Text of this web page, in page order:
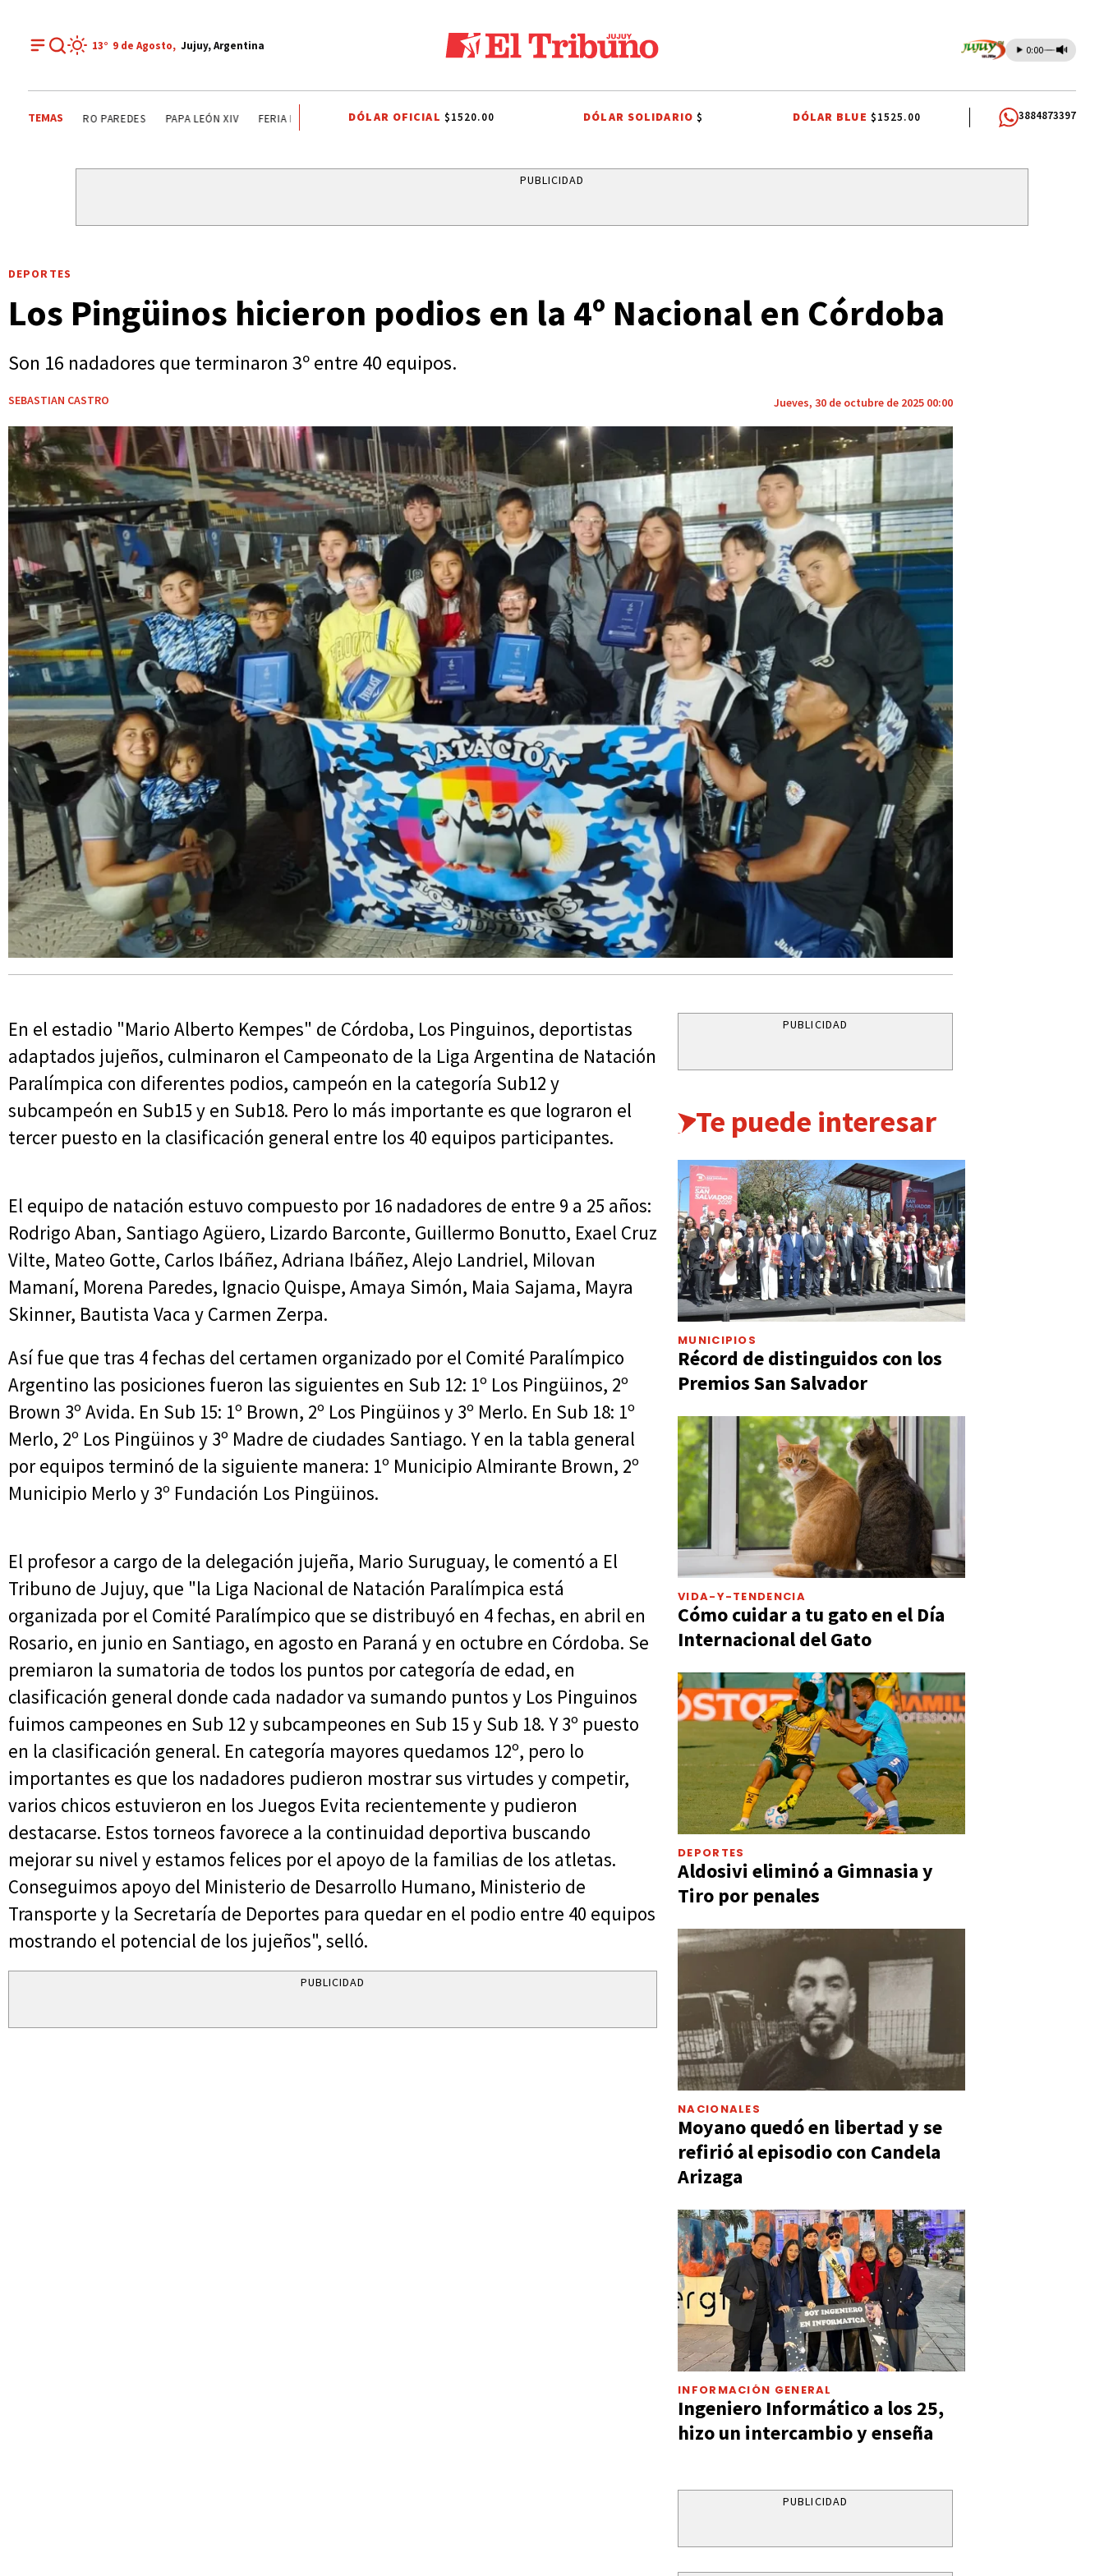
13° 9 de Agosto, Jujuy, Argentina 0:00
TEMASQUEEN CORTE DE AGUA JAPÓN LEANDRO PAREDES PAPA LEÓN XIV FERIA DEL LIBRO FNE SALTA PASO DE JAMA SANTA RITA
DÓLAR OFICIAL $1520.00 DÓLAR SOLIDARIO$ DÓLAR BLUE $1525.00 3884873397
PUBLICIDAD
DEPORTES
Los Pingüinos hicieron podios en la 4º Nacional en Córdoba
Son 16 nadadores que terminaron 3º entre 40 equipos.
SEBASTIAN CASTRO Jueves, 30 de octubre de 2025 00:00
En el estadio "Mario Alberto Kempes" de Córdoba, Los Pinguinos, deportistas
adaptados jujeños, culminaron el Campeonato de la Liga Argentina de Natación
Paralímpica con diferentes podios, campeón en la categoría Sub12 y
subcampeón en Sub15 y en Sub18. Pero lo más importante es que lograron el
tercer puesto en la clasificación general entre los 40 equipos participantes.
El equipo de natación estuvo compuesto por 16 nadadores de entre 9 a 25 años:
Rodrigo Aban, Santiago Agüero, Lizardo Barconte, Guillermo Bonutto, Exael Cruz
Vilte, Mateo Gotte, Carlos Ibáñez, Adriana Ibáñez, Alejo Landriel, Milovan
Mamaní, Morena Paredes, Ignacio Quispe, Amaya Simón, Maia Sajama, Mayra
Skinner, Bautista Vaca y Carmen Zerpa.
Así fue que tras 4 fechas del certamen organizado por el Comité Paralímpico
Argentino las posiciones fueron las siguientes en Sub 12: 1º Los Pingüinos, 2º
Brown 3º Avida. En Sub 15: 1º Brown, 2º Los Pingüinos y 3º Merlo. En Sub 18: 1º
Merlo, 2º Los Pingüinos y 3º Madre de ciudades Santiago. Y en la tabla general
por equipos terminó de la siguiente manera: 1º Municipio Almirante Brown, 2º
Municipio Merlo y 3º Fundación Los Pingüinos.
El profesor a cargo de la delegación jujeña, Mario Suruguay, le comentó a El
Tribuno de Jujuy, que "la Liga Nacional de Natación Paralímpica está
organizada por el Comité Paralímpico que se distribuyó en 4 fechas, en abril en
Rosario, en junio en Santiago, en agosto en Paraná y en octubre en Córdoba. Se
premiaron la sumatoria de todos los puntos por categoría de edad, en
clasificación general donde cada nadador va sumando puntos y Los Pinguinos
fuimos campeones en Sub 12 y subcampeones en Sub 15 y Sub 18. Y 3º puesto
en la clasificación general. En categoría mayores quedamos 12º, pero lo
importantes es que los nadadores pudieron mostrar sus virtudes y competir,
varios chicos estuvieron en los Juegos Evita recientemente y pudieron
destacarse. Estos torneos favorece a la continuidad deportiva buscando
mejorar su nivel y estamos felices por el apoyo de la familias de los atletas.
Conseguimos apoyo del Ministerio de Desarrollo Humano, Ministerio de
Transporte y la Secretaría de Deportes para quedar en el podio entre 40 equipos
mostrando el potencial de los jujeños", selló.
PUBLICIDAD
PUBLICIDAD
Te puede interesar
MUNICIPIOS
Récord de distinguidos con los
Premios San Salvador
VIDA-Y-TENDENCIA
Cómo cuidar a tu gato en el Día
Internacional del Gato
DEPORTES
Aldosivi eliminó a Gimnasia y
Tiro por penales
NACIONALES
Moyano quedó en libertad y se
refirió al episodio con Candela
Arizaga
INFORMACIÓN GENERAL
Ingeniero Informático a los 25,
hizo un intercambio y enseña
PUBLICIDAD